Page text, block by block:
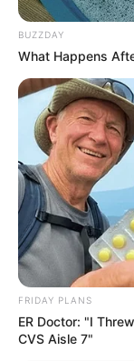
στην
οκτώ
BUZZDAY
What Happens
FRIDAY PLANS
ER Doctor: "I
CVS Aisle 7"